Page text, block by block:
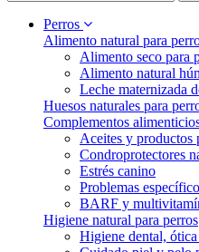
Perros
Alimento natural para
Alimento seco para
Alimento natural
Leche maternizada
Huesos naturales para
Complementos
Aceites y productos
Condroprotectores
Estrés canino
Problemas
BARF y
Higiene natural para perros
Higiene dental,